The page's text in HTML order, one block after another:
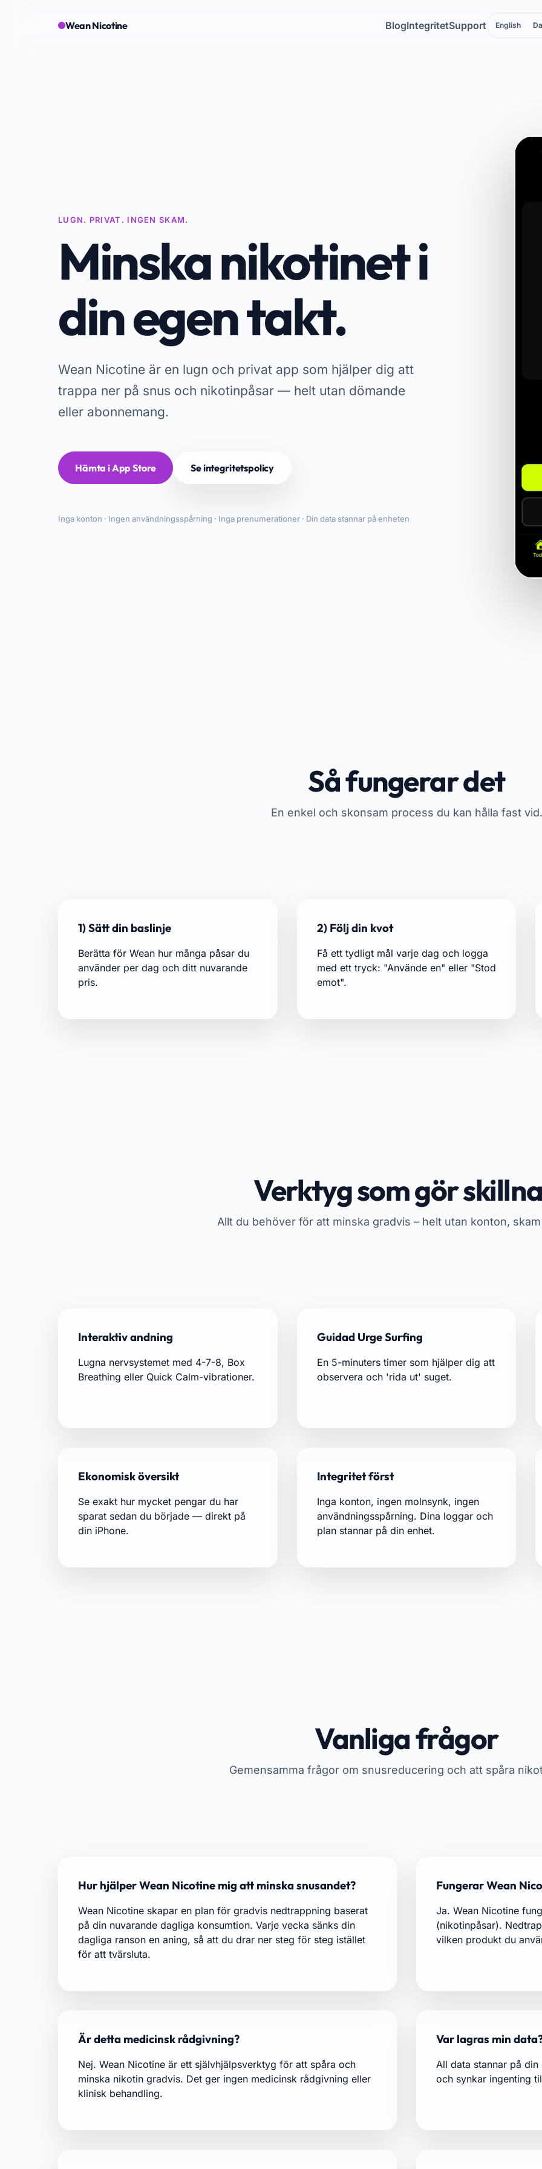
Wean Nicotine BlogIntegritetSupport English
LUGN. PRIVAT. INGEN SKAM.
Minska nikotinet i
din egen takt.
Wean Nicotine är en lugn och privat app som hjälper dig att
trappa ner på snus och nikotinpåsar — helt utan dömande
eller abonnemang.
Hämta i App Store Se integritetspolicy
Inga konton · Ingen användningsspårning · Inga prenumerationer · Din data stannar på enheten
Så fungerar det
En enkel och skonsam process du kan hålla fast vid.
1) Sätt din baslinje
Berätta för Wean hur många påsar du
använder per dag och ditt nuvarande
pris.
2) Följ din kvot
Få ett tydligt mål varje dag och logga
med ett tryck: "Använde en" eller "Stod
emot".
Verktyg som gör
Allt du behöver för att minska gradvis – helt utan konton,
Interaktiv andning
Lugna nervsystemet med 4-7-8, Box
Breathing eller Quick Calm-vibrationer.
Guidad Urge Surfing
En 5-minuters timer som hjälper dig att
observera och 'rida ut' suget.
Ekonomisk översikt
Se exakt hur mycket pengar du har
sparat sedan du började — direkt på
din iPhone.
Integritet först
Inga konton, ingen molnsynk, ingen
användningsspårning. Dina loggar och
plan stannar på din enhet.
Vanliga frågor
Gemensamma frågor om snusreducering och att spåra
Hur hjälper Wean Nicotine mig att minska snusandet?
Wean Nicotine skapar en plan för gradvis nedtrappning baserat
på din nuvarande dagliga konsumtion. Varje vecka sänks din
dagliga ranson en aning, så att du drar ner steg för steg istället
för att tvärsluta.
Fungerar Wean
Ja. Wean Nicotine
(nikotinpåsar).
vilken produkt du
Är detta medicinsk rådgivning?
Nej. Wean Nicotine är ett självhjälpsverktyg för att spåra och
minska nikotin gradvis. Det ger ingen medicinsk rådgivning eller
klinisk behandling.
Var lagras min
All data stannar på
och synkar ingenting